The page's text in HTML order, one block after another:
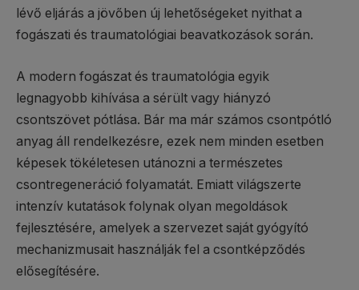
lévő eljárás a jövőben új lehetőségeket nyithat a
fogászati és traumatológiai beavatkozások során.
A modern fogászat és traumatológia egyik
legnagyobb kihívása a sérült vagy hiányzó
csontszövet pótlása. Bár ma már számos csontpótló
anyag áll rendelkezésre, ezek nem minden esetben
képesek tökéletesen utánozni a természetes
csontregeneráció folyamatát. Emiatt világszerte
intenzív kutatások folynak olyan megoldások
fejlesztésére, amelyek a szervezet saját gyógyító
mechanizmusait használják fel a csontképződés
elősegítésére.